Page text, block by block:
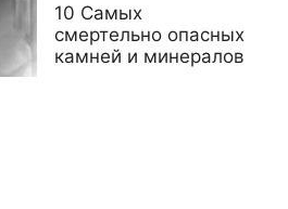
10 Самых
смертельно опасных
камней и минералов